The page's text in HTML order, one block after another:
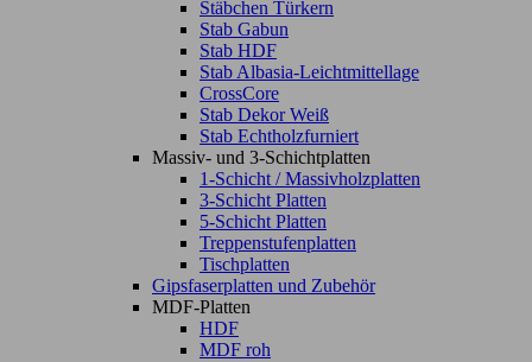
Stäbchen Türkern
Stab Gabun
Stab HDF
Stab Albasia-Leichtmittellage
CrossCore
Stab Dekor Weiß
Stab Echtholzfurniert
Massiv- und 3-Schichtplatten
1-Schicht / Massivholzplatten
3-Schicht Platten
5-Schicht Platten
Treppenstufenplatten
Tischplatten
Gipsfaserplatten und Zubehör
MDF-Platten
HDF
MDF roh